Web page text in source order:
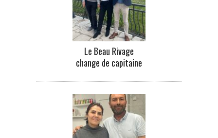
Le Beau Rivage
change de capitaine